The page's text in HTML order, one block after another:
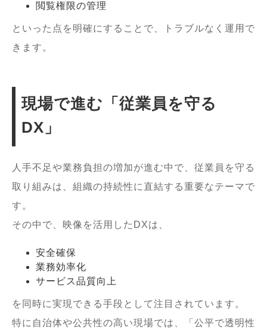
閲覧権限の管理
といった点を明確にすることで、トラブルなく運用で
きます。
現場で進む「従業員を守る
DX」
人手不足や業務負担の増加が進む中で、従業員を守る
取り組みは、組織の持続性に直結する重要なテーマで
す。
その中で、映像を活用したDXは、
安全確保
業務効率化
サービス品質向上
を同時に実現できる手段として注目されています。
特に自治体や公共性の高い現場では、「公平で透明性